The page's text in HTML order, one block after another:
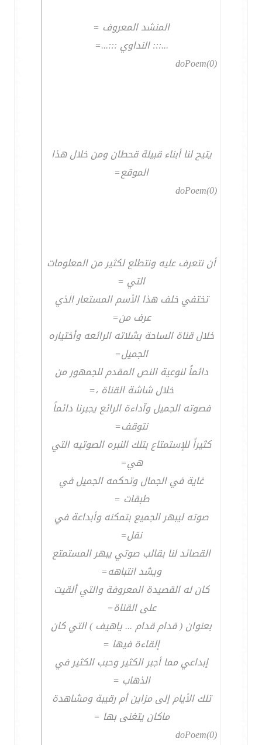
المنشد المعروف =
...::: النداوي :::...=
doPoem(0)
يتيح لنا أبناء قبيلة قحطان ومن خلال هذا
الموقع=
doPoem(0)
أن نتعرف عليه ونتطلع لكثير من المعلومات
التي =
تختفي خلف هذا الأسم المستعار الذي
عرف من=
خلال قناة الساحة بشلاته الرائعه وأختياره
الجميل=
دائماً لنوعية النص المقدم للجمهور من
خلال شاشة القناة ،=
فصوته الجميل وآداءة الرائع يجبرنا دائماً
نتوقف=
كثيراً للإستمتاع بتلك النبره الصوتيه التي
هي=
غاية في الجمال وتحكمه الجميل في
طبقات =
صوته ليبهر الجميع بتمكنه وأبداعة في
نقل=
القصائد لنا بقالب صوتي يبهر المستمتع
ويشد انتباهه=
كان له القصيدة المعروفة والتي ألقيت
على القناة=
بعنوان ( قدام قدام ... ياهيف ) التي كان
إلقاءة فيها =
إبداعي مما أجبر الكثير وحبب الكثير في
الذهاب =
تلك الأيام إلى مزاين أم رقيبة ومشاهدة
ماكان يتغنى بها =
doPoem(0)